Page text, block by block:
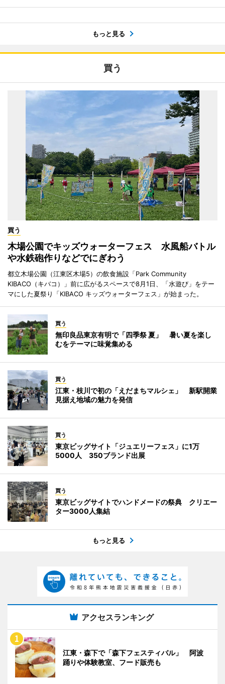
もっと見る
買う
買う
木場公園でキッズウォーターフェス 水風船バトル
や水鉄砲作りなどでにぎわう
都立木場公園（江東区木場5）の飲食施設「Park Community
KIBACO（キバコ）」前に広がるスペースで8月1日、「水遊び」をテー
マにした夏祭り「KIBACO キッズウォーターフェス」が始まった。
買う
無印良品東京有明で「四季祭 夏」 暑い夏を楽し
むをテーマに味覚集める
買う
江東・枝川で初の「えだまちマルシェ」 新駅開業
見据え地域の魅力を発信
買う
東京ビッグサイト「ジュエリーフェス」に1万
5000人 350ブランド出展
買う
東京ビッグサイトでハンドメードの祭典 クリエー
ター3000人集結
もっと見る
アクセスランキング
江東・森下で「森下フェスティバル」 阿波
踊りや体験教室、フード販売も